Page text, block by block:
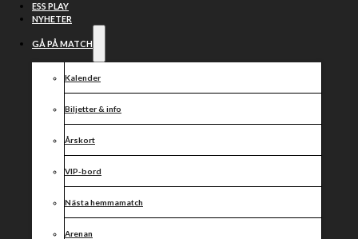
ESS PLAY
NYHETER
GÅ PÅ MATCH
Kalender
Biljetter & info
Årskort
VIP-bord
Nästa hemmamatch
Arenan
Individuella